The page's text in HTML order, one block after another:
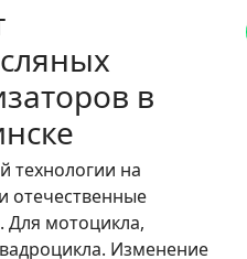
в
технологии на
отечественные
Для мотоцикла,
Изменение